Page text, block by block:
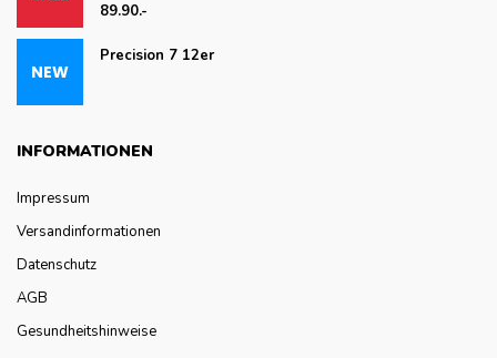
89.90.-
Precision 7 12er
INFORMATIONEN
Impressum
Versandinformationen
Datenschutz
AGB
Gesundheitshinweise